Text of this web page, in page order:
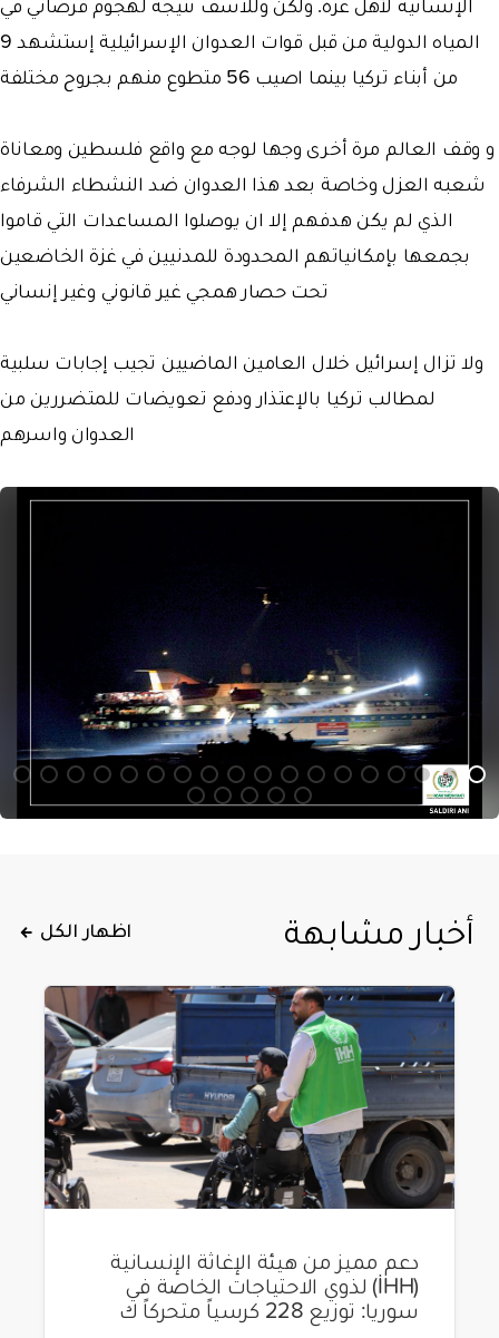
المياه الدولية من قبل قوات العدوان الإسرائيلية إستشهد 9
من أبناء تركيا بينما اصيب 56 متطوع منهم بجروح مختلفة
و وقف العالم مرة أخرى وجها لوجه مع واقع فلسطين ومعاناة
شعبه العزل وخاصة بعد هذا العدوان ضد النشطاء الشرفاء
الذي لم يكن هدفهم إلا ان يوصلوا المساعدات التي قاموا
بجمعها بإمكانياتهم المحدودة للمدنيين في غزة الخاضعين
تحت حصار همجي غير قانوني وغير إنساني
ولا تزال إسرائيل خلال العامين الماضيين تجيب إجابات سلبية
لمطالب تركيا بالإعتذار ودفع تعويضات للمتضررين من
العدوان واسرهم
أخبار مشابهة اظهار الكل
دعم مميز من هيئة الإغاثة الإنسانية
(İHH) لذوي الاحتياجات الخاصة في
سوريا: توزيع 228 كرسياً متحركاً ك